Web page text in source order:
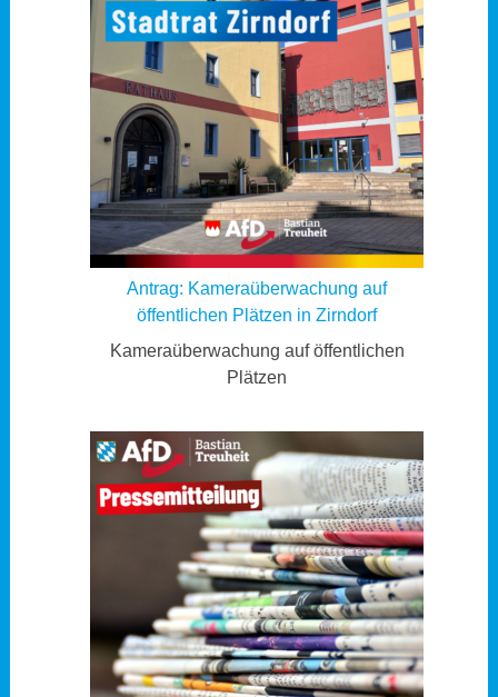
Antrag: Kameraüberwachung auf
öffentlichen Plätzen in Zirndorf
Kameraüberwachung auf öffentlichen
Plätzen